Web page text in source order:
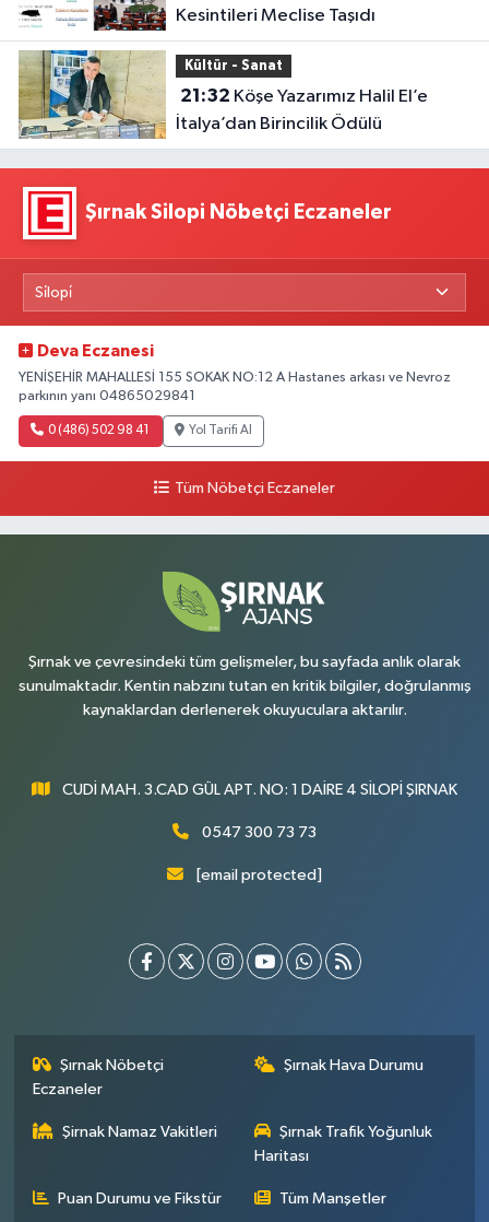
Kesintileri Meclise Taşıdı
Kültür - Sanat
21:32
İtalya’dan Birincilik Ödülü
Şırnak Silopi Nöbetçi Eczaneler
Deva Eczanesi
YENİŞEHİR MAHALLESİ 155 SOKAK NO:12 A Hastanes arkası ve Nevroz
parkının yanı 04865029841
0 (486) 502 98 41 Yol Tarifi Al
Tüm Nöbetçi Eczaneler
Şırnak ve çevresindeki tüm gelişmeler, bu sayfada anlık olarak
sunulmaktadır. Kentin nabzını tutan en kritik bilgiler, doğrulanmış
kaynaklardan derlenerek okuyuculara aktarılır.
CUDİ MAH. 3.CAD GÜL APT. NO: 1 DAİRE 4 SİLOPİ ŞIRNAK
0547 300 73 73
[email protected]
Şırnak Nöbetçi
Eczaneler
Şırnak Hava Durumu
Şirnak Namaz Vakitleri
Şırnak Trafik Yoğunluk
Haritası
Puan Durumu ve Fikstür Tüm Manşetler